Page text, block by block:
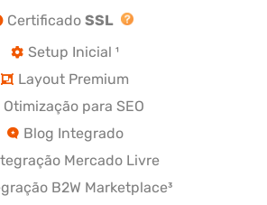
Certificado SSL
Setup Inicial ¹
Layout Premium
Otimização para SEO
Blog Integrado
Mercado Livre
B2W Marketplace³